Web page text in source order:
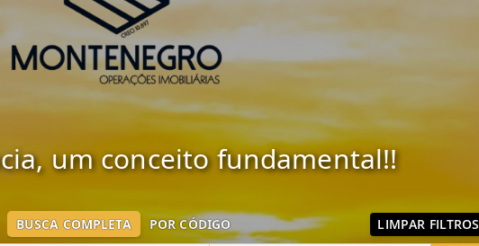
um conceito fundamental!!
BUSCA COMPLETA POR CÓDIGO LIMPAR FILTROS